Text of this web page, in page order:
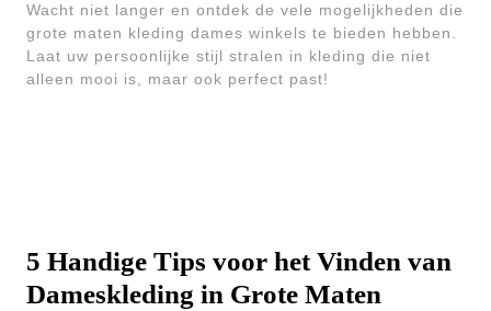
Wacht niet langer en ontdek de vele mogelijkheden die
grote maten kleding dames winkels te bieden hebben.
Laat uw persoonlijke stijl stralen in kleding die niet
alleen mooi is, maar ook perfect past!
5 Handige Tips voor het Vinden van
Dameskleding in Grote Maten